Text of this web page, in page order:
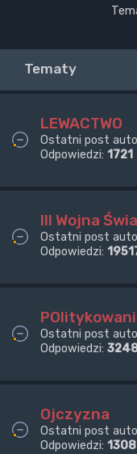
Tematy
LEWACTWO
Ostatni post
Odpowiedzi: 1721
III Wojna
Ostatni post
Odpowiedzi:
Ostatni post
Odpowiedzi:
Ojczyzna
Ostatni post
Odpowiedzi: 1308